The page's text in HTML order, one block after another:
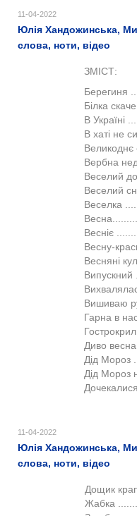
11-04-2022
Юлія Хандожинська,
слова, ноти, відео
ЗМІСТ:
Берегиня
Білка
В Україні
В хаті не
Великоднє
Вербна
Веселий
Веселий
Веселка
Весніє
Весну-
Весняні
Вишиваю
Гарна в
Диво
Дід Мороз
Дід Мороз
11-04-2022
Юлія Хандожинська,
слова, ноти, відео
Дощик
Жабка